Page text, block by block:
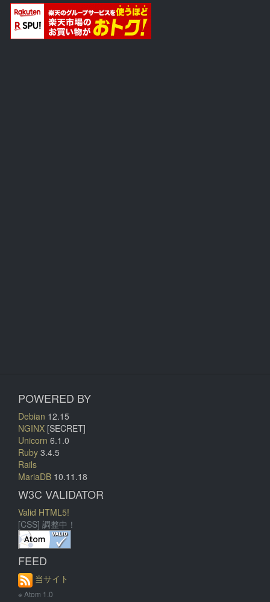
POWERED BY
Debian 12.15
NGINX [SECRET]
Unicorn 6.1.0
Ruby 3.4.5
Rails
MariaDB 10.11.18
W3C VALIDATOR
Valid HTML5!
[CSS] 調整中！
FEED
当サイト
※ Atom 1.0